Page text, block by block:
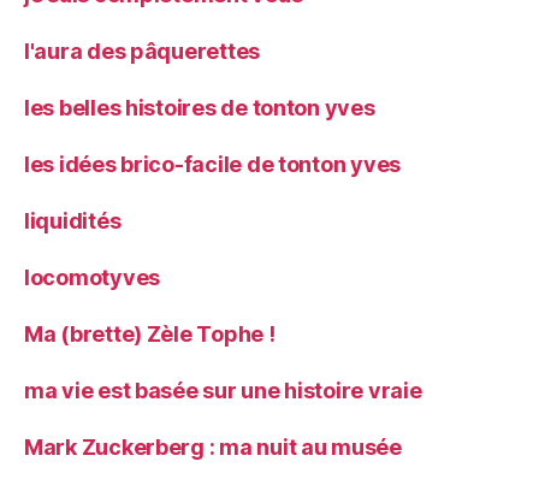
l'aura des pâquerettes
les belles histoires de tonton yves
les idées brico-facile de tonton yves
liquidités
locomotyves
Ma (brette) Zèle Tophe !
ma vie est basée sur une histoire vraie
Mark Zuckerberg : ma nuit au musée